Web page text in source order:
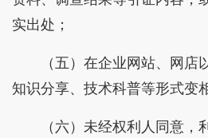
实出处；
（五）在企业网站、网
知识分享、技术科普等形式变
（六）未经权利人同意